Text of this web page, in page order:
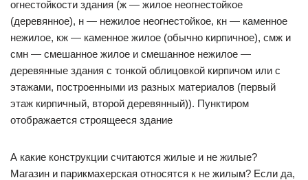
огнестойкости здания (ж — жилое неогнестойкое
(деревянное), н — нежилое неогнестойкое, кн — каменное
нежилое, кж — каменное жилое (обычно кирпичное), смж и
смн — смешанное жилое и смешанное нежилое —
деревянные здания с тонкой облицовкой кирпичом или с
этажами, построенными из разных материалов (первый
этаж кирпичный, второй деревянный)). Пунктиром
отображается строящееся здание
А какие конструкции считаются жилые и не жилые?
Магазин и парикмахерская относятся к не жилым? Если да,